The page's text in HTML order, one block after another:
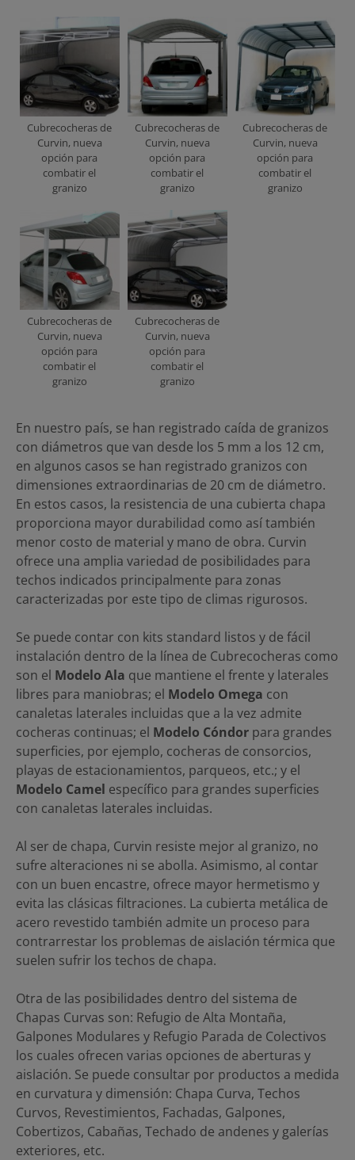
Cubrecocheras de
Curvin, nueva
opción para
combatir el
granizo
Cubrecocheras de
Curvin, nueva
opción para
combatir el
granizo
Cubrecocheras de
Curvin, nueva
opción para
combatir el
granizo
Cubrecocheras de
Curvin, nueva
opción para
combatir el
granizo
Cubrecocheras de
Curvin, nueva
opción para
combatir el
granizo
En nuestro país, se han registrado caída de granizos
con diámetros que van desde los 5 mm a los 12 cm,
en algunos casos se han registrado granizos con
dimensiones extraordinarias de 20 cm de diámetro.
En estos casos, la resistencia de una cubierta chapa
proporciona mayor durabilidad como así también
menor costo de material y mano de obra. Curvin
ofrece una amplia variedad de posibilidades para
techos indicados principalmente para zonas
caracterizadas por este tipo de climas rigurosos.
Se puede contar con kits standard listos y de fácil
instalación dentro de la línea de Cubrecocheras como
son el Modelo Ala que mantiene el frente y laterales
libres para maniobras; el Modelo Omega con
canaletas laterales incluidas que a la vez admite
cocheras continuas; el Modelo Cóndor para grandes
superficies, por ejemplo, cocheras de consorcios,
playas de estacionamientos, parqueos, etc.; y el
Modelo Camel específico para grandes superficies
con canaletas laterales incluidas.
Al ser de chapa, Curvin resiste mejor al granizo, no
sufre alteraciones ni se abolla. Asimismo, al contar
con un buen encastre, ofrece mayor hermetismo y
evita las clásicas filtraciones. La cubierta metálica de
acero revestido también admite un proceso para
contrarrestar los problemas de aislación térmica que
suelen sufrir los techos de chapa.
Otra de las posibilidades dentro del sistema de
Chapas Curvas son: Refugio de Alta Montaña,
Galpones Modulares y Refugio Parada de Colectivos
los cuales ofrecen varias opciones de aberturas y
aislación. Se puede consultar por productos a medida
en curvatura y dimensión: Chapa Curva, Techos
Curvos, Revestimientos, Fachadas, Galpones,
Cobertizos, Cabañas, Techado de andenes y galerías
exteriores, etc.